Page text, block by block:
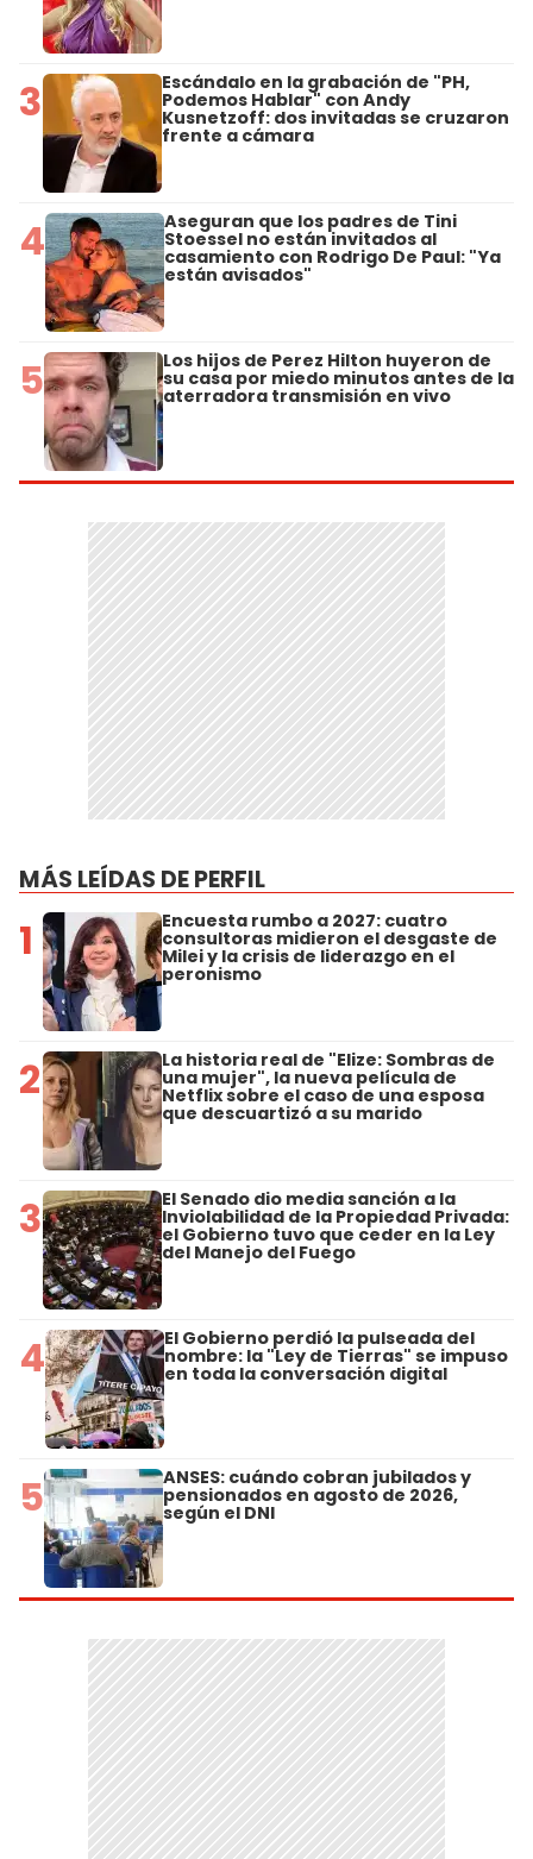
3 Escándalo en la grabación de "PH,
Podemos Hablar" con Andy
Kusnetzoff: dos invitadas se cruzaron
frente a cámara
4 Aseguran que los padres de Tini
Stoessel no están invitados al
casamiento con Rodrigo De Paul: "Ya
están avisados"
5 Los hijos de Perez Hilton huyeron de
su casa por miedo minutos antes de la
aterradora transmisión en vivo
MÁS LEÍDAS DE PERFIL
1 Encuesta rumbo a 2027: cuatro
consultoras midieron el desgaste de
Milei y la crisis de liderazgo en el
peronismo
2 La historia real de "Elize: Sombras de
una mujer", la nueva película de
Netflix sobre el caso de una esposa
que descuartizó a su marido
3 El Senado dio media sanción a la
Inviolabilidad de la Propiedad Privada:
el Gobierno tuvo que ceder en la Ley
del Manejo del Fuego
4 El Gobierno perdió la pulseada del
nombre: la "Ley de Tierras" se impuso
en toda la conversación digital
5 ANSES: cuándo cobran jubilados y
pensionados en agosto de 2026,
según el DNI